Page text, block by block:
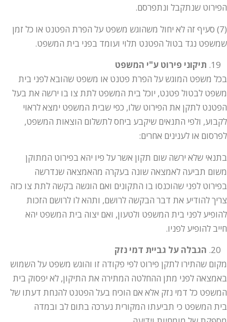
הפירוט שנתקבל ונתפרסם.
(7) סעיף זה לא יחול משהוגש משפט על הפרת הפטנט או כל זמן
שמשפט נגד בטול הפטנט תלוי ועומד בפני בית המשפט.
תיקוני פירוט ע"י המשפט
בכל משפט המוגש על הפרת פטנט או משפט שהובא לפני בית
משפט לבטול פטנט, יוכל בית המשפט לתת צו בו ירשה את בעל
הפטנט לתקן את הפירוט שלו, כפי שבית המשפט ימצא לראוי
לקבוע, ולפי התנאים שיקבע ביחס לתשלום הוצאות המשפט,
לפרסום או לענינים אחרים:
בתנאי שלא ירשה שום תקון אשר על פיו יהא בפירוט המתוקן
משום תביעה לאמצאה שונה בעקרה מהאמצאה שנדרשה
בפירוט לפני שהוכנסו בו התקונים ואם הוגשה בקשה לתת צו כזה
צריך להודיע את דבר הבקשה לרושם, ותהא לו לרושם הזכות
להופיע לפני בית המשפט ולטעון, ואם יצוה בית המשפט יהא
חייב להופיע לפניו.
הגבלה על גביית דמי נזק
מקום שהתירו לתקן פירוט לפי פקודה זו והוגש משפט על השמוש
באמצאה לפני מתן ההחלטה המתירה את התיקון, לא יפסוק בית
המשפט כל דמי נזק אלא אם הוכיח בעל הפטנט להנחת דעתו של
בית המשפט כי תביעתו המקורית נערכה בתום לב ובמדה